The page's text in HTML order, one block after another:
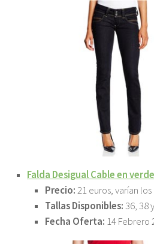
Falda Desigual Cable en
Precio:21 euros, varían
Tallas Disponibles: 36, 38
Fecha Oferta: 14 Febrero